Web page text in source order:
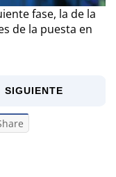
fase, la de la
de la puesta en
SIGUIENTE